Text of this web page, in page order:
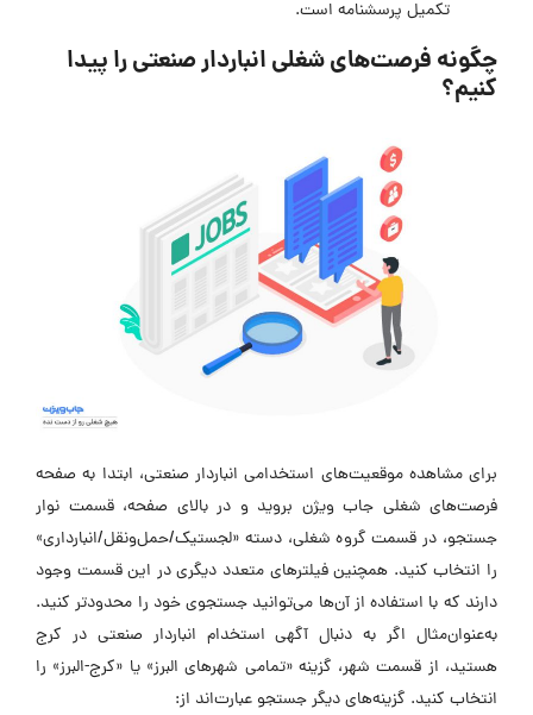
تکمیل پرسشنامه است.
چگونه فرصت‌های شغلی انباردار صنعتی را پیدا
کنیم؟
برای مشاهده موقعیت‌های استخدامی انباردار صنعتی، ابتدا به صفحه
فرصت‌های شغلی جاب ویژن بروید و در بالای صفحه، قسمت نوار
جستجو، در قسمت گروه شغلی، دسته «لجستیک/حمل‌ونقل/انبارداری»
را انتخاب کنید. همچنین فیلتر‌های متعدد دیگری در این قسمت وجود
دارند که با استفاده از آن‌ها می‌توانید جستجوی خود را محدودتر کنید.
به‌عنوان‌مثال اگر به دنبال آگهی استخدام انباردار صنعتی در کرج
هستید، از قسمت شهر، گزینه «تمامی شهرهای البرز» یا «کرج-البرز» را
انتخاب کنید. گزینه‌های دیگر جستجو عبارت‌اند از: